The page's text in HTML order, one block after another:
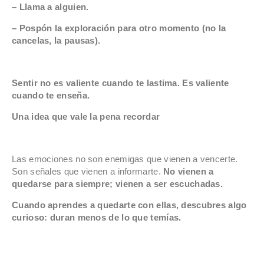
– Llama a alguien.
– Pospón la exploración para otro momento (no la
cancelas, la pausas).
Sentir no es valiente cuando te lastima. Es valiente
cuando te enseña.
Una idea que vale la pena recordar
Las emociones no son enemigas que vienen a vencerte.
Son señales que vienen a informarte. No vienen a
quedarse para siempre; vienen a ser escuchadas.
Cuando aprendes a quedarte con ellas, descubres algo
curioso: duran menos de lo que temías.